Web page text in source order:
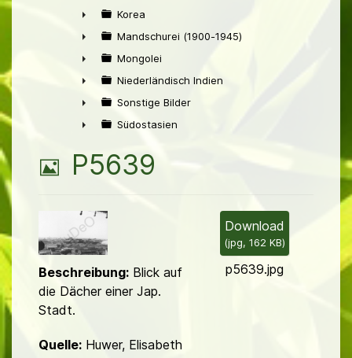
►
►
Korea
►
Mandschurei (1900-1945)
►
Mongolei
►
Niederländisch Indien
►
Sonstige Bilder
Südostasien
B
l
d
P5639
Download
(jpg, 162 KB)
p5639.jpg
Beschreibung: Blick auf
die Dächer einer Jap.
Stadt.
Quelle: Huwer, Elisabeth